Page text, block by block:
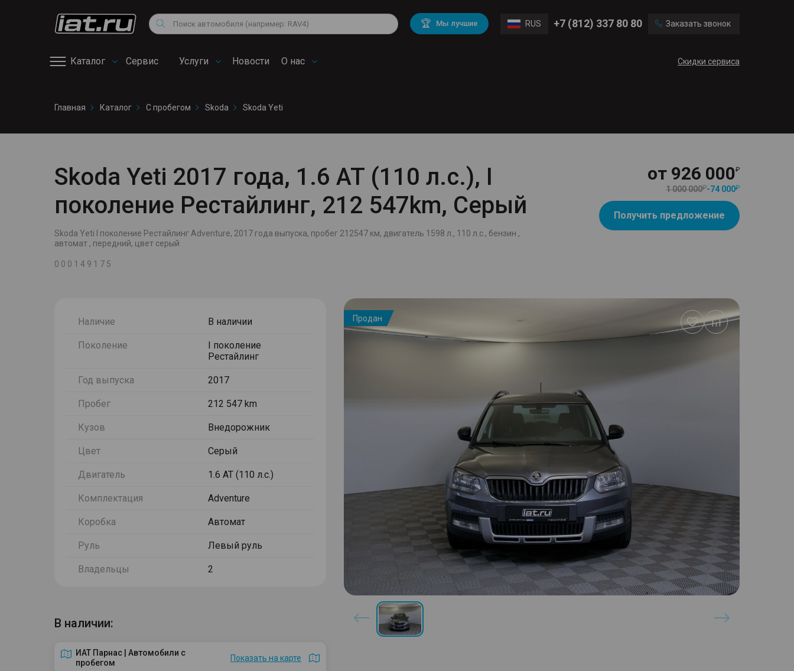
Поиск 🏆 Мы лучшие RUS +7 (812) 337 80 80 Заказать звонок
Каталог Сервис
сервис
Услуги Новости О нас Скидки сервиса
Снегоходы
Квадроциклы
Volkswagen
Mitsubishi BMW
Audi
Chevrolet Mercedes Benz
Главная Каталог С пробегом Skoda Skoda Yeti
Skoda Yeti 2017 года, 1.6 AT (110 л.с.), I
поколение Рестайлинг, 212 547km, Серый
Skoda Yeti I поколение Рестайлинг Adventure, 2017 года выпуска, пробег 212547 км, двигатель 1598 л., 110 л.с., бензин ,
автомат , передний, цвет серый
0 0 0 1 4 9 1 7 5
от 926 000
1 000 000 -74 000
Получить предложение
Наличие В наличии
Поколение
I поколение
Рестайлинг
Год выпуска 2017
Пробег 212 547 km
Кузов Внедорожник
Цвет Серый
Двигатель 1.6 AT (110 л.с.)
Комплектация Adventure
Коробка Автомат
Руль Левый руль
Владельцы 2
В наличии:
ИАТ Парнас | Автомобили с
пробегом
Показать на карте
Продан
Добавить
в